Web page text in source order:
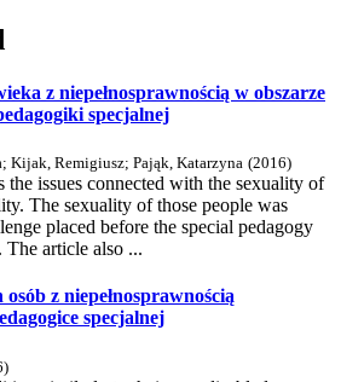
z niepełnosprawnością w obszarze
specjalnej
; Kijak, Remigiusz; Pająk, Katarzyna (2016)
the issues connected with the sexuality of
The sexuality of those people was
placed before the special pedagogy
The article also ...
osób z niepełnosprawnością
specjalnej
)